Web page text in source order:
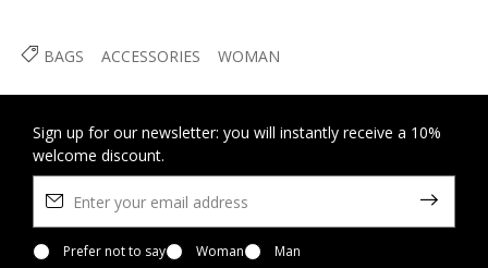
BAGS ACCESSORIES WOMAN
Sign up for our newsletter: you will instantly receive a 10%
welcome discount.
Prefer not to say Woman
Man